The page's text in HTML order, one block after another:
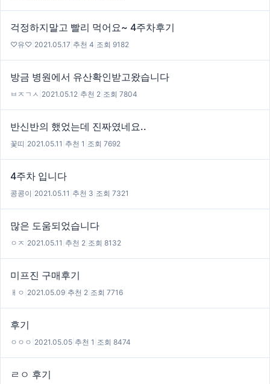
걱정하지말고 빨리 먹어요~ 4주차후기
♡유♡ 2021.05.17 추천 4 조회 9182
방금 병원에서 유산확인받고왔습니다
ㅂㅈㄱㅅ 2021.05.12 추천 2 조회 7804
반신반의 했었는데 진짜였네요..
꽃띠 2021.05.11 추천 1 조회 7692
4주차 입니다
콩콩이 2021.05.11 추천 3 조회 7321
많은 도움되었습니다
ㅇㅈ 2021.05.11 추천 2 조회 8132
미프진 구매후기
ㅐㅇ 2021.05.09 추천 2 조회 7716
후기
ㅇㅇㅇ 2021.05.05 추천 1 조회 8474
ㄹㅇ 후기